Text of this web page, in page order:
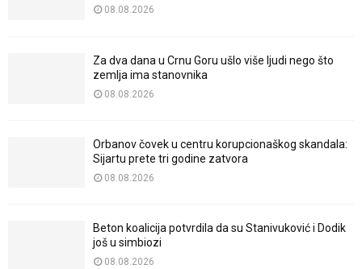
08.08.2026
Za dva dana u Crnu Goru ušlo više ljudi nego što
zemlja ima stanovnika
08.08.2026
Orbanov čovek u centru korupcionaškog skandala:
Sijartu prete tri godine zatvora
08.08.2026
Beton koalicija potvrdila da su Stanivuković i Dodik
još u simbiozi
08.08.2026